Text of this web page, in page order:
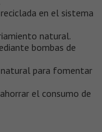
en el sistema
natural.
bombas de
natural para fomentar
el consumo de